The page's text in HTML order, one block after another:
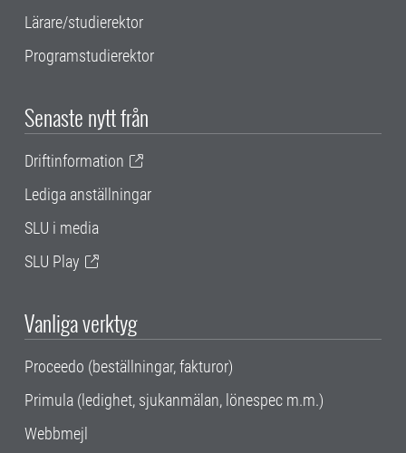
Lärare/studierektor
Programstudierektor
Senaste nytt från
Driftinformation
Lediga anställningar
SLU i media
SLU Play
Vanliga verktyg
Proceedo (beställningar, fakturor)
Primula (ledighet, sjukanmälan, lönespec m.m.)
Webbmejl